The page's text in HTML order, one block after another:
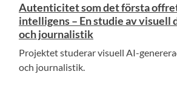
Autenticitet som det första
intelligens – En studie av visuell
och journalistik
Projektet studerar visuell AI-
och journalistik.